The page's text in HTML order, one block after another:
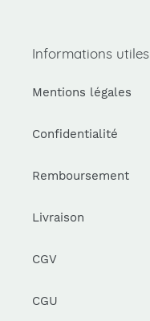
Informations utiles
Mentions légales
Confidentialité
Remboursement
Livraison
CGV
CGU